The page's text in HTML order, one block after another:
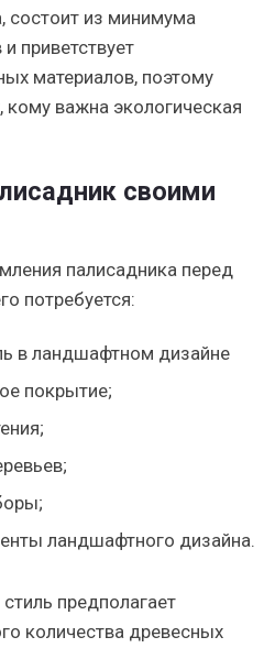
состоит из минимума
приветствует
материалов, поэтому
важна экологическая
своими
палисадника перед
потребуется:
покрытие;
ландшафтного дизайна.
предполагает
количества древесных